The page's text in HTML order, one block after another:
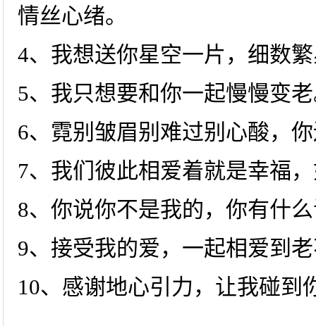
情丝心绪。
4、我想送你星空一片，细数
5、我只想要和你一起慢慢变
6、霓别皱眉别难过别心酸，
7、我们彼此相爱着就是幸福
8、你说你不是我的，你有什
9、接受我的爱，一起相爱到
10、感谢地心引力，让我碰到